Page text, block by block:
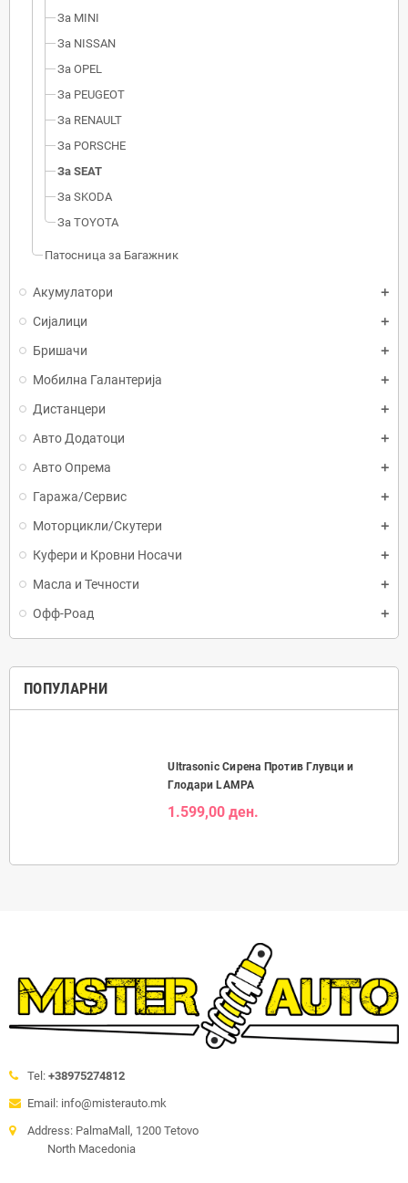
За MINI
За NISSAN
За OPEL
За PEUGEOT
За RENAULT
За PORSCHE
За SEAT
За SKODA
За TOYOTA
Патосница за Багажник
Акумулатори
Сијалици
Бришачи
Мобилна Галантерија
Дистанцери
Авто Додатоци
Авто Опрема
Гаража/Сервис
Моторцикли/Скутери
Куфери и Кровни Носачи
Масла и Течности
Офф-Роад
ПОПУЛАРНИ
Ultrasonic Сирена Против Глувци и
Глодари LAMPA
1.599,00 ден.
Tel: +38975274812
Email: info@misterauto.mk
Address: PalmaMall, 1200 Tetovo
North Macedonia